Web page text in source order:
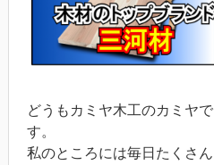
どうもカミヤ木工のカミヤで
す。
私のところには毎日たくさん